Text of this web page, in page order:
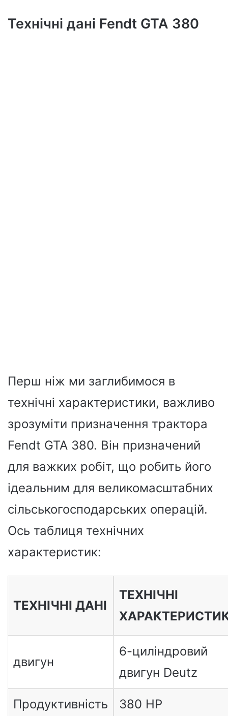
Технічні дані Fendt GTA 380
Перш ніж ми заглибимося в
технічні характеристики, важливо
зрозуміти призначення трактора
Fendt GTA 380. Він призначений
для важких робіт, що робить його
ідеальним для великомасштабних
сільськогосподарських операцій.
Ось таблиця технічних
характеристик:
ТЕХНІЧНІ ДАНІ
ТЕХНІЧНІ
двигун
6-циліндровий
двигун Deutz
Продуктивність 380 HP